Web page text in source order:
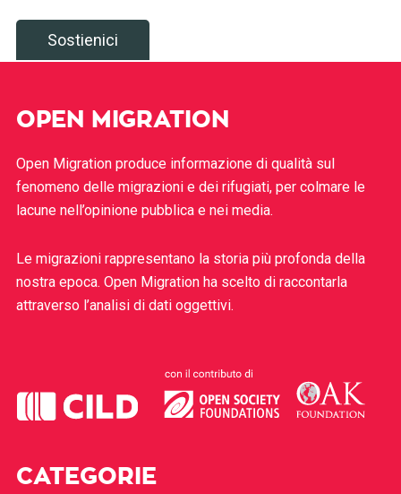
Sostienici
OPEN MIGRATION
Open Migration produce informazione di qualità sul
fenomeno delle migrazioni e dei rifugiati, per colmare le
lacune nell’opinione pubblica e nei media.
Le migrazioni rappresentano la storia più profonda della
nostra epoca. Open Migration ha scelto di raccontarla
attraverso l’analisi di dati oggettivi.
CATEGORIE